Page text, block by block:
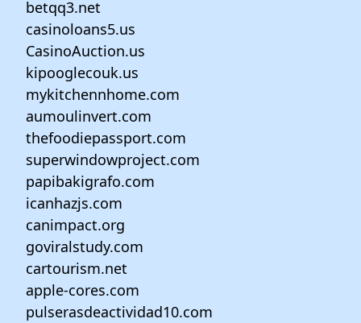
betqq3.net
casinoloans5.us
CasinoAuction.us
kipooglecouk.us
mykitchennhome.com
aumoulinvert.com
thefoodiepassport.com
superwindowproject.com
papibakigrafo.com
icanhazjs.com
canimpact.org
goviralstudy.com
cartourism.net
apple-cores.com
pulserasdeactividad10.com